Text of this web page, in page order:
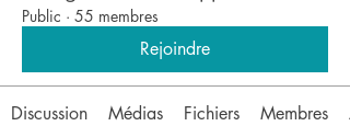
Public · 55 membres
Rejoindre
Discussion Médias Fichiers Membres